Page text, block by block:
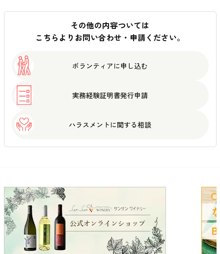
その他の内容ついては
こちらよりお問い合わせ・申請ください。
ボランティアに申し込む
実務経験証明書発行申請
ハラスメントに関する相談